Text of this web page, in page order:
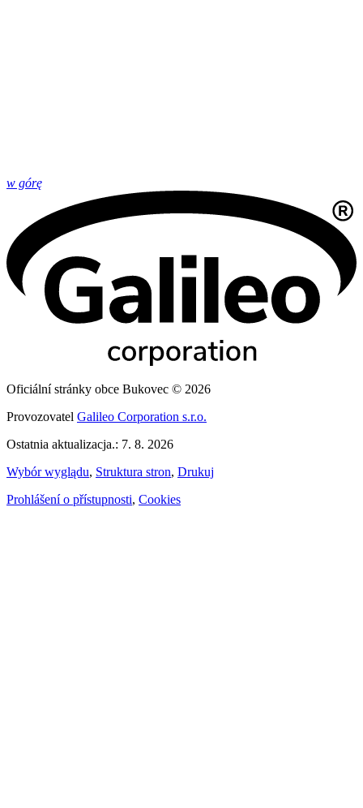
w górę
Oficiální stránky obce Bukovec © 2026
Provozovatel Galileo Corporation s.r.o.
Ostatnia aktualizacja.: 7. 8. 2026
Wybór wyglądu, Struktura stron, Drukuj
Prohlášení o přístupnosti, Cookies